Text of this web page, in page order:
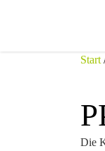
Start
Die